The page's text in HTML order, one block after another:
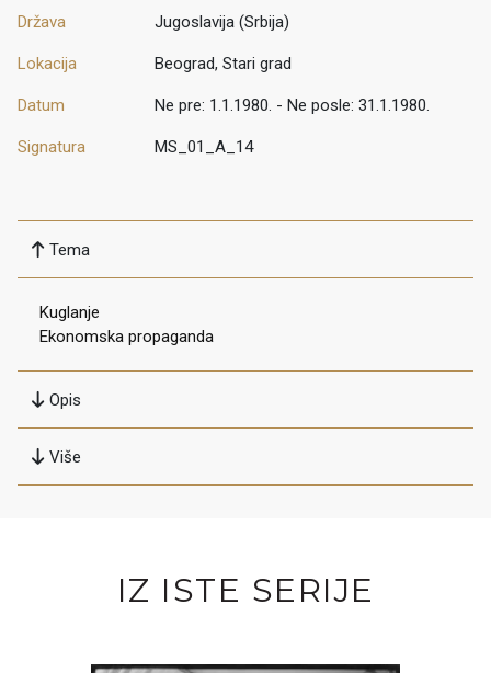
Država Jugoslavija (Srbija)
Lokacija Beograd, Stari grad
Datum Ne pre: 1.1.1980. - Ne posle: 31.1.1980.
Signatura MS_01_A_14
Tema
Kuglanje
Ekonomska propaganda
Opis
Više
IZ ISTE SERIJE